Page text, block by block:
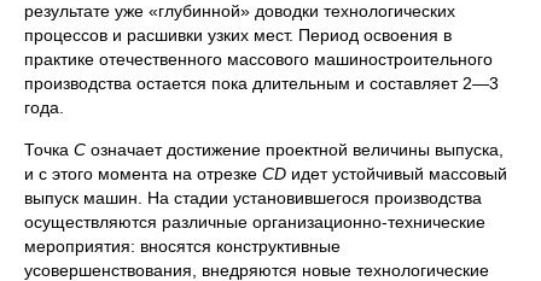
результате уже «глубинной» доводки технологических
процессов и расшивки узких мест. Период освоения в
практике отечественного массового машиностроительного
производства остается пока длительным и составляет 2—3
года.
Точка С означает достижение проектной величины выпуска,
и с этого момента на отрезке CD идет устойчивый массовый
выпуск машин. На стадии установившегося производства
осуществляются различные организационно-технические
мероприятия: вносятся конструктивные
усовершенствования, внедряются новые технологические